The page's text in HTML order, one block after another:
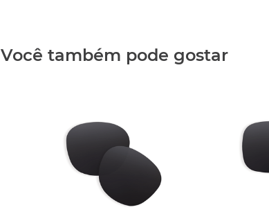
Você também pode gostar